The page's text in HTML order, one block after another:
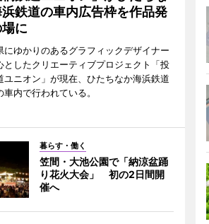
鉄道の車内広告枠を作品発
場に
にゆかりのあるグラフィックデザイナー
としたクリエーティブプロジェクト「投
ユニオン」が現在、ひたちなか海浜鉄道
車内で行われている。
暮らす・働く
笠間・大池公園で「納涼盆踊
り花火大会」 初の2日間開
催へ